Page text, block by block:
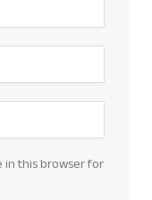
in this browser for